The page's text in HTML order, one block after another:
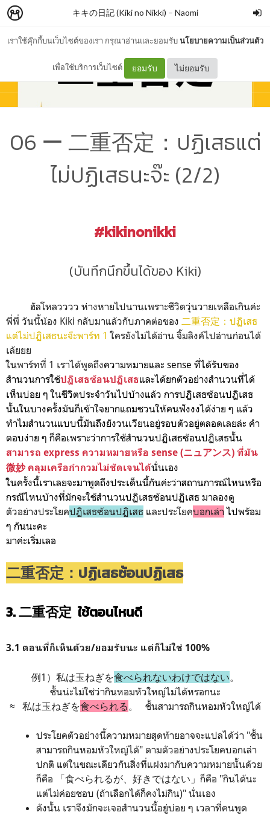
เราใช้คุ๊กกี้บนเว็บไซต์ของเรา กรุณาอ่านและยอมรับนโยบายความเป็นส่วนตัว
เพื่อใช้บริการเว็บไซต์ ยอมรับ ไม่ยอมรับ
キキの日記 (Kiki no Nikki) – Naomi
06 ー 二重否定：ปฏิเสธแต่
ไม่ปฏิเสธนะจ๊ะ (2/2)
#kikinonikki
(บันทึกนึกขึ้นได้ของ Kiki)
ฮัลโหลวววว ห่างหายไปนานเพราะชีวิตวุ่นวายเหลือเกินค่ะ
พี่พี่ วันนี้น้อง Kiki กลับมาแล้วกับภาคต่อของ 二重否定：ปฏิเสธ
แต่ไม่ปฏิเสธนะจ๊ะพาร์ท 1 ใครยังไม่ได้อ่าน จิ้มลิงค์ไปอ่านก่อนได้
เล้ยยย
ในพาร์ทที่ 1 เราได้พูดถึงความหมายและ sense ที่ได้รับของ
สำนวนการใช้ปฏิเสธซ้อนปฏิเสธและได้ยกตัวอย่างสำนวนที่ได้
เห็นบ่อย ๆ ในชีวิตประจำวันไปบ้างแล้ว การปฏิเสธซ้อนปฏิเสธ
นั้นในบางครั้งมันก็เข้าใจยากแถมชวนให้คนฟังงงได้ง่าย ๆ แล้ว
ทำไมสำนวนแบบนี้มันถึงยังวนเวียนอยู่รอบตัวอยู่ตลอดเลยล่ะ คำ
ตอบง่าย ๆ ก็คือเพราะว่าการใช้สำนวนปฏิเสธซ้อนปฏิเสธนั้น
สามารถ express ความหมายหรือ sense (ニュアンス) ที่มัน
微妙คลุมเครือกำกวมไม่ชัดเจนได้นั่นเอง
ในครั้งนี้เราเลยจะมาพูดถึงประเด็นนี้กันค่ะว่าสถานการณ์ไหนหรือ
กรณีไหนบ้างที่มักจะใช้สำนวนปฏิเสธซ้อนปฏิเสธ มาลองดู
ตัวอย่างประโยคปฏิเสธซ้อนปฏิเสธ และประโยคบอกเล่า ไปพร้อม
ๆ กันนะคะ
มาค่ะเริ่มเลอ
二重否定：ปฏิเสธซ้อนปฏิเสธ
3. 二重否定 ใช้ตอนไหนดี
3.1 ตอนที่ก็เห็นด้วย/ยอมรับนะ แต่ก็ไม่ใช่ 100%
例1）私は玉ねぎを食べられないわけではない。
ชั้นน่ะไม่ใช่ว่ากินหอมหัวใหญ่ไม่ได้หรอกนะ
≈ 私は玉ねぎを食べられる 。 ชั้นสามารถกินหอมหัวใหญ่ได้
ประโยคตัวอย่างนี้ความหมายสุดท้ายอาจจะแปลได้ว่า "ชั้น
สามารถกินหอมหัวใหญ่ได้" ตามตัวอย่างประโยคบอกเล่า
ปกติ แต่ในขณะเดียวกันสิ่งที่แฝงมากับความหมายนั้นด้วย
ก็คือ 「食べられるが、好きではない」ก็คือ "กินได้นะ
แต่ไม่ค่อยชอบ (ถ้าเลือกได้ก็คงไม่กิน)" นั่นเอง
ดังนั้น เราจึงมักจะเจอสำนวนนี้อยู่บ่อย ๆ เวลาที่คนพูด